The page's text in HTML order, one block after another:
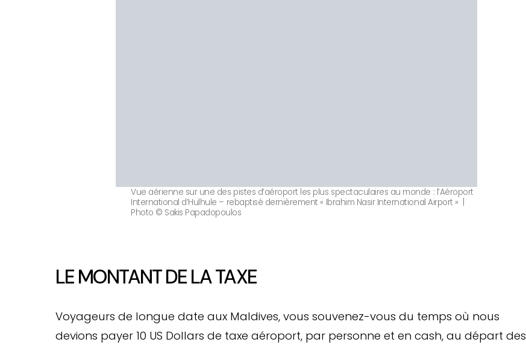
Vue aérienne sur une des pistes d’aéroport les plus spectaculaires au monde : l’Aéroport
International d’Hulhule – rebaptisé dernièrement « Ibrahim Nasir International Airport » |
Photo © Sakis Papadopoulos
LE MONTANT DE LA TAXE
Voyageurs de longue date aux Maldives, vous souvenez-vous du temps où nous
devions payer 10 US Dollars de taxe aéroport, par personne et en cash, au départ des